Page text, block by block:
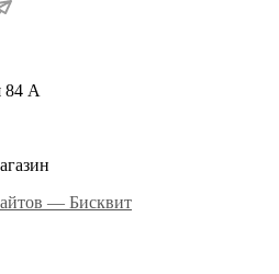
84 А
— Бисквит